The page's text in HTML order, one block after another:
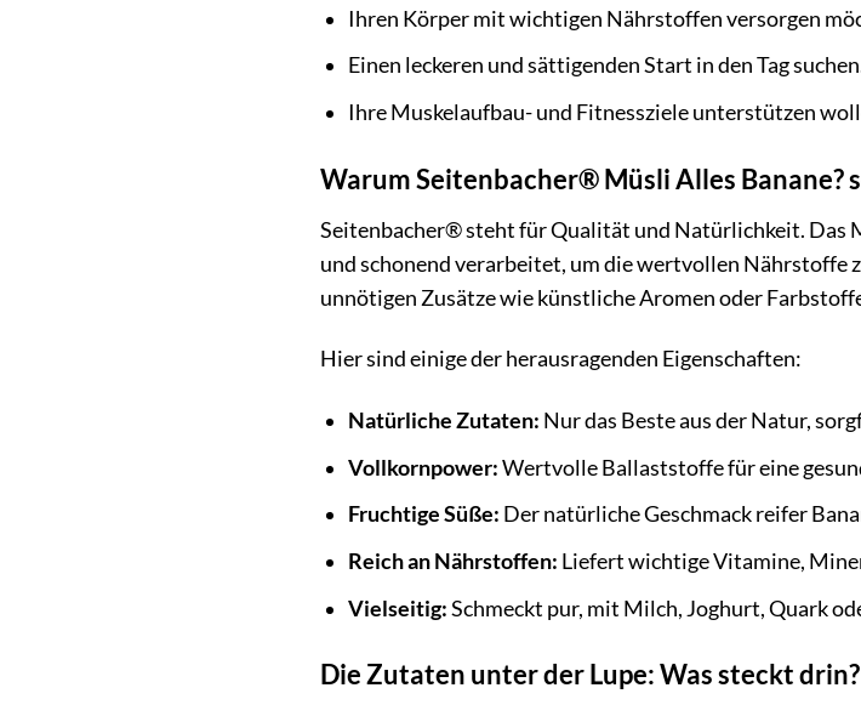
Ihren Körper mit wichtigen Nährstoffen versorgen
Einen leckeren und sättigenden Start in den Tag
Ihre Muskelaufbau- und Fitnessziele unterstützen
Warum Seitenbacher® Müsli Alles Banane?
Seitenbacher® steht für Qualität und Natürlichkeit. Das
und schonend verarbeitet, um die wertvollen Nährstoffe
unnötigen Zusätze wie künstliche Aromen oder
Hier sind einige der herausragenden Eigenschaften:
Natürliche Zutaten: Nur das Beste aus der Natur,
Vollkornpower:Wertvolle Ballaststoffe für eine
Fruchtige Süße: Der natürliche Geschmack reifer
Reich an Nährstoffen: Liefert wichtige Vitamine,
Vielseitig:Schmeckt pur, mit Milch, Joghurt, Quark
Die Zutaten unter der Lupe: Was steckt drin?